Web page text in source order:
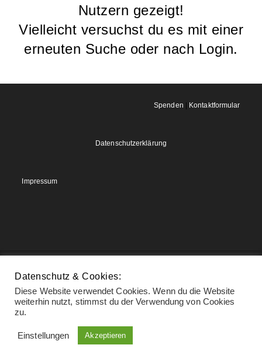
Nutzern gezeigt!
Vielleicht versuchst du es mit einer
erneuten Suche oder nach Login.
Spenden Kontaktformular
Datenschutzerklärung
Impressum
Datenschutz & Cookies:
Diese Website verwendet Cookies. Wenn du die Website
weiterhin nutzt, stimmst du der Verwendung von Cookies
zu.
Einstellungen Akzeptieren